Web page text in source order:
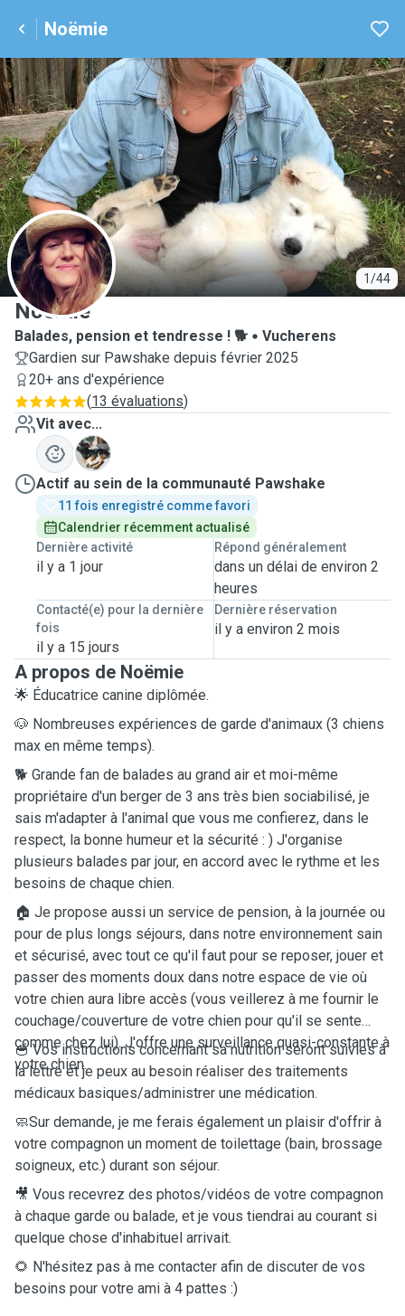
Noëmie
1/44
N
Noëmie
Balades, pension et tendresse ! 🐕
Vucherens
Gardien sur Pawshake depuis février 2025
20+ ans d'expérience
(13 évaluations)
Vit avec...
T
Actif au sein de la communauté Pawshake
11 fois enregistré comme favori
Calendrier récemment actualisé
Dernière activité
il y a 1 jour
Répond généralement
dans un délai de environ 2
heures
Contacté(e) pour la dernière
fois
il y a 15 jours
Dernière réservation
il y a environ 2 mois
A propos de Noëmie
🌟 Éducatrice canine diplômée.
🐶 Nombreuses expériences de garde d'animaux (3 chiens
max en même temps).
🐕 Grande fan de balades au grand air et moi-même
propriétaire d'un berger de 3 ans très bien sociabilisé, je
sais m'adapter à l'animal que vous me confierez, dans le
respect, la bonne humeur et la sécurité : ) J'organise
plusieurs balades par jour, en accord avec le rythme et les
besoins de chaque chien.
🏠 Je propose aussi un service de pension, à la journée ou
pour de plus longs séjours, dans notre environnement sain
et sécurisé, avec tout ce qu'il faut pour se reposer, jouer et
passer des moments doux dans notre espace de vie où
votre chien aura libre accès (vous veillerez à me fournir le
couchage/couverture de votre chien pour qu'il se sente
comme chez lui). J'offre une surveillance quasi-constante à
votre chien.
🥣 Vos instructions concernant sa nutrition seront suivies à
la lettre et je peux au besoin réaliser des traitements
médicaux basiques/administrer une médication.
🧼Sur demande, je me ferais également un plaisir d'offrir à
votre compagnon un moment de toilettage (bain, brossage
soigneux, etc.) durant son séjour.
🎥 Vous recevrez des photos/vidéos de votre compagnon
à chaque garde ou balade, et je vous tiendrai au courant si
quelque chose d'inhabituel arrivait.
🌻 N'hésitez pas à me contacter afin de discuter de vos
besoins pour votre ami à 4 pattes :)